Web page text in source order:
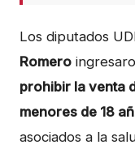
Los diputados
Romero
prohibir la venta
menores de 18
asociados a la